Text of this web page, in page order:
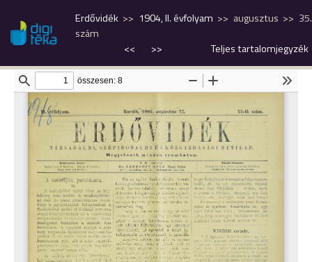
Erdővidék 1904, II. évfolyam augusztus
35.
szám
<<
>> Teljes tartalomjegyzék